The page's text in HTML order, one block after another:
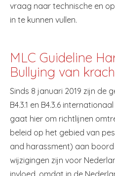
vraag naar technische en
in te kunnen vullen.
MLC Guideline
Bullying van
Sinds 8 januari 2019 zijn de
B4.3.1 en B4.3.6
gaat hier om richtlijnen
beleid op het gebied van
and harassment) aan boord
wijzigingen zijn voor
invloed, omdat in de